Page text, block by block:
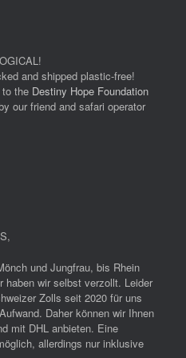
and shipped plastic-free!
the Destiny Hope Foundation
our friend and safari operator
,
und Jungfrau, bis Rhein
haben wir selbst verzollt. Leider
Zolls seit 2020 für uns
Daher können wir Ihnen
mit DHL anbieten. Eine
allerdings nur inklusive